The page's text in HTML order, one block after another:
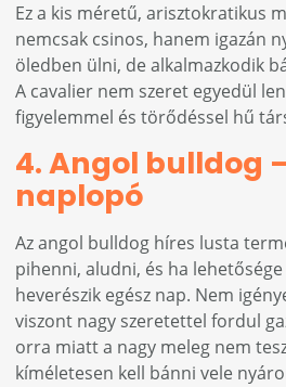
Ez a kis méretű, arisztokratikus
nemcsak csinos, hanem igazán
öledben ülni, de alkalmazkodik
A cavalier nem szeret egyedül
figyelemmel és törődéssel hű
4. Angol bulldog
naplopó
Az angol bulldog híres lusta
pihenni, aludni, és ha
heverészik egész nap. Nem
viszont nagy szeretettel fordul
orra miatt a nagy meleg nem
kíméletesen kell bánni vele